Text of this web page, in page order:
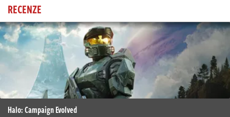
RECENZE
Halo: Campaign Evolved